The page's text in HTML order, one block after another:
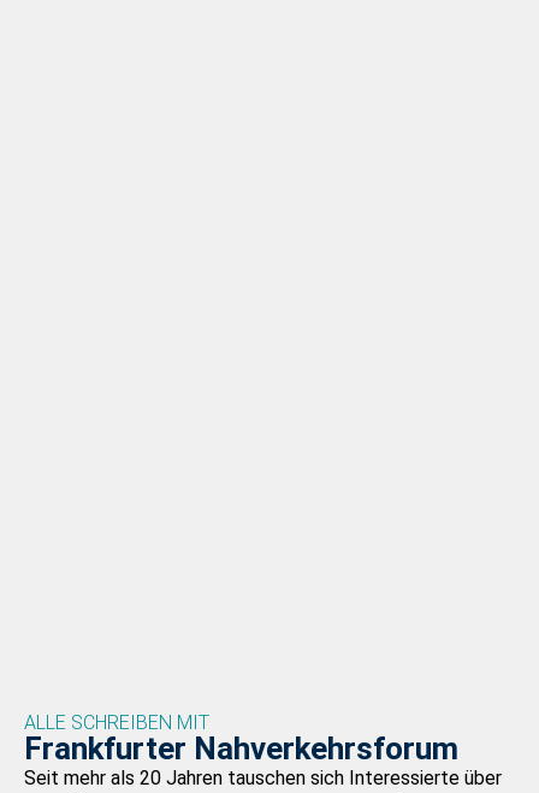
ALLE SCHREIBEN MIT
Frankfurter Nahverkehrsforum
Seit mehr als 20 Jahren tauschen sich Interessierte über